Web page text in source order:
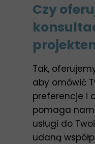
Czy
Tak,
aby omówić
preferencje i
pomaga
usługi do
udaną